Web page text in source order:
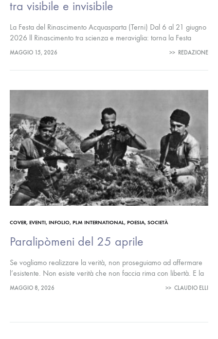
tra visibile e invisibile
La Festa del Rinascimento Acquasparta (Terni) Dal 6 al 21 giugno
2026 ll Rinascimento tra scienza e meraviglia: torna la Festa
dedicata allo scienziato Federico Cesi (Roma, 26 febbraio
MAGGIO 15, 2026 >> REDAZIONE
COVER, EVENTI, INFOLIO, PLM INTERNATIONAL, POESIA, SOCIETÀ
Paralipòmeni del 25 aprile
Se vogliamo realizzare la verità, non proseguiamo ad affermare
l’esistente. Non esiste verità che non faccia rima con libertà. E la
libertà, vi assicuro, non è ancora un’area dismessa (Da…
MAGGIO 8, 2026 >> CLAUDIO ELLI